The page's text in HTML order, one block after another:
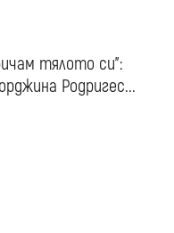
тялото си":
Родригес...